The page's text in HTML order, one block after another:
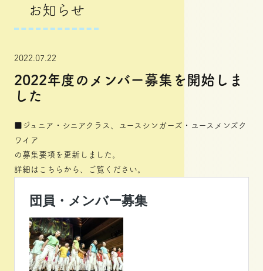
お知らせ
2022.07.22
2022年度のメンバー募集を開始しま
した
■ジュニア・シニアクラス、ユースシンガーズ・ユースメンズク
ワイア
の募集要項を更新しました。
詳細は こちら から、ご覧ください。